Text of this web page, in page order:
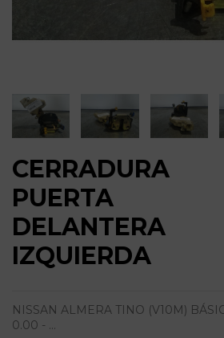
CERRADURA
PUERTA
DELANTERA
IZQUIERDA
NISSAN ALMERA TINO (V10M)
0.00 - ...